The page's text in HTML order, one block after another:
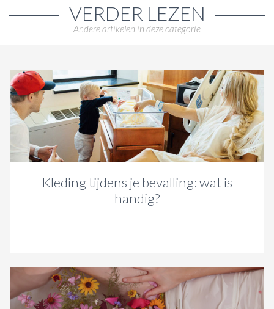
VERDER LEZEN
Andere artikelen in deze categorie
Kleding tijdens je bevalling: wat is
handig?